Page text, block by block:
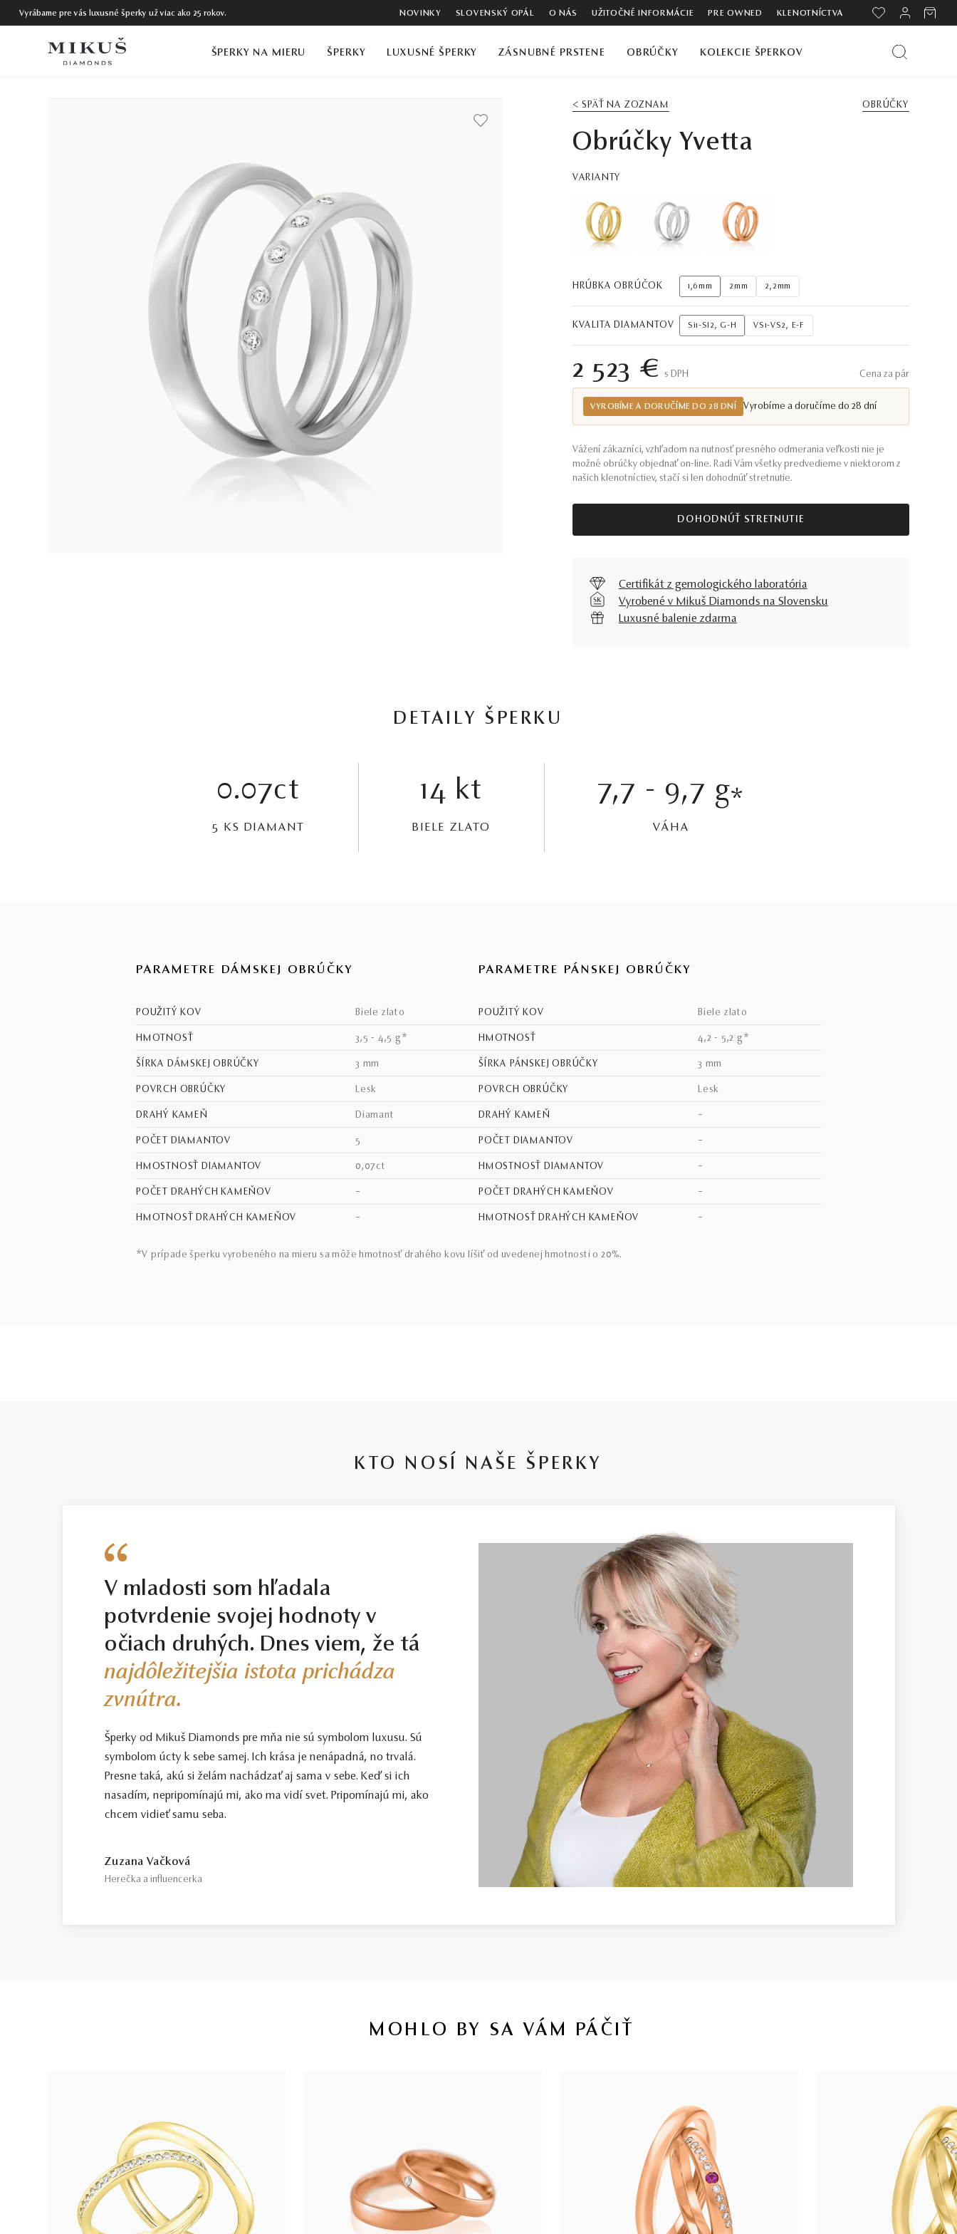
Vyrábame pre vás luxusné šperky už viac ako 25 rokov. NOVINKY SLOVENSKÝ OPÁL O NÁS UŽITOČNÉ INFORMÁCIE PRE OWNED KLENOTNÍCTVA
ŠPERKY NA MIERU ŠPERKY LUXUSNÉ ŠPERKY ZÁSNUBNÉ PRSTENE OBRÚČKY KOLEKCIE ŠPERKOV
< SPÄŤ NA ZOZNAM OBRÚČKY
Obrúčky Yvetta
VARIANTY
HRÚBKA OBRÚČOK 1,6mm 2mm 2,2mm
KVALITA DIAMANTOV Si1-SI2, G-H VS1-VS2, E-F
2 523 € S DPH Cena za pár
VYROBÍME A DORUČÍME DO 28 DNÍ Vyrobíme a doručíme do 28 dní
Vážení zákazníci, vzhľadom na nutnosť presného odmerania veľkosti nie je
možné obrúčky objednať on-line. Radi Vám všetky predvedieme v niektorom z
našich klenotníctiev, stačí si len dohodnúť stretnutie.
DOHODNÚŤ STRETNUTIE
Certifikát z gemologického laboratória
Vyrobené v Mikuš Diamonds na Slovensku
Luxusné balenie zdarma
DETAILY ŠPERKU
0.07ct
5 KS DIAMANT
14 kt
BIELE ZLATO
7,7 - 9,7 g*
VÁHA
PARAMETRE DÁMSKEJ OBRÚČKY
POUŽITÝ KOV biele zlato
HMOTNOSŤ 3,5 - 4,5 g*
ŠÍRKA DÁMSKEJ OBRÚČKY 3 mm
POVRCH OBRÚČKY lesk
DRAHÝ KAMEŇ diamant
POČET DIAMANTOV 5
HMOSTNOSŤ DIAMANTOV 0,07ct
POČET DRAHÝCH KAMEŇOV –
HMOTNOSŤ DRAHÝCH KAMEŇOV –
PARAMETRE PÁNSKEJ OBRÚČKY
POUŽITÝ KOV biele zlato
HMOTNOSŤ 4,2 - 5,2 g*
ŠÍRKA PÁNSKEJ OBRÚČKY 3 mm
POVRCH OBRÚČKY lesk
DRAHÝ KAMEŇ –
POČET DIAMANTOV –
HMOSTNOSŤ DIAMANTOV –
POČET DRAHÝCH KAMEŇOV –
HMOTNOSŤ DRAHÝCH KAMEŇOV –
*V prípade šperku vyrobeného na mieru sa môže hmotnosť drahého kovu líšiť od uvedenej hmotnosti o 20%.
KTO NOSÍ NAŠE ŠPERKY
V mladosti som hľadala
potvrdenie svojej hodnoty v
očiach druhých. Dnes viem, že tá
najdôležitejšia istota prichádza
zvnútra.
Šperky od Mikuš Diamonds pre mňa nie sú symbolom luxusu. Sú
symbolom úcty k sebe samej. Ich krása je nenápadná, no trvalá.
Presne taká, akú si želám nachádzať aj sama v sebe. Keď si ich
nasadím, nepripomínajú mi, ako ma vidí svet. Pripomínajú mi, ako
chcem vidieť samu seba.
Zuzana Vačková
Herečka a influencerka
MOHLO BY SA VÁM PÁČIŤ